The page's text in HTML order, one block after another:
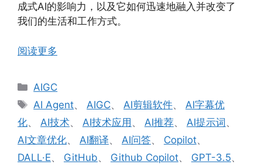
成式AI的影响力，以及它如何迅速地融入并改变了
我们的生活和工作方式。
阅读更多
分
类
AIGC
标
签
AI Agent、 AIGC、 AI剪辑软件、 AI字幕优
化、 AI技术、 AI技术应用 、 AI推荐、 AI提示词、
AI文章优化、 AI翻译、 AI问答、 Copilot、
DALL·E、 GitHub、 Github Copilot、 GPT-3.5、